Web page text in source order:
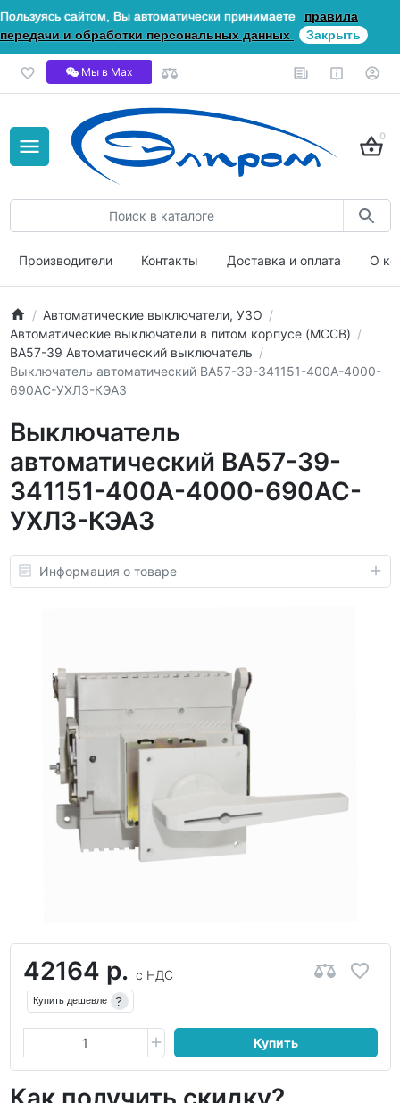
Пользуясь сайтом, Вы автоматически принимаете
правила
передачи и обработки персональных данных
Закрыть
Мы в Мах
0
Производители Контакты Доставка и оплата О
Автоматические выключатели, УЗО
Автоматические выключатели в литом корпусе (MCCB)
ВА57-39 Автоматический выключатель
Выключатель автоматический ВА57-39-341151-400А-4000-
690AC-УХЛ3-КЭАЗ
Выключатель
автоматический ВА57-39-
341151-400А-4000-690AC-
УХЛ3-КЭАЗ
Информация о товаре
42164 р. с НДС
Купить дешевле ?
Купить